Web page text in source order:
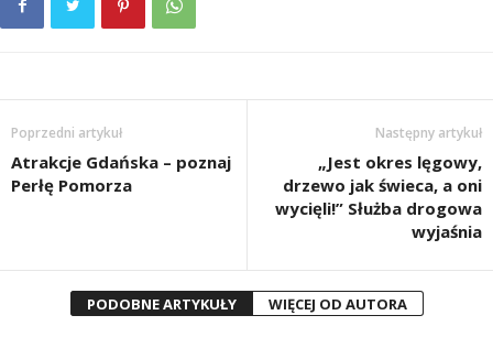
Poprzedni artykuł
Atrakcje Gdańska – poznaj
Perłę Pomorza
Następny artykuł
„Jest okres lęgowy,
drzewo jak świeca, a oni
wycięli!” Służba drogowa
wyjaśnia
PODOBNE ARTYKUŁY WIĘCEJ OD AUTORA